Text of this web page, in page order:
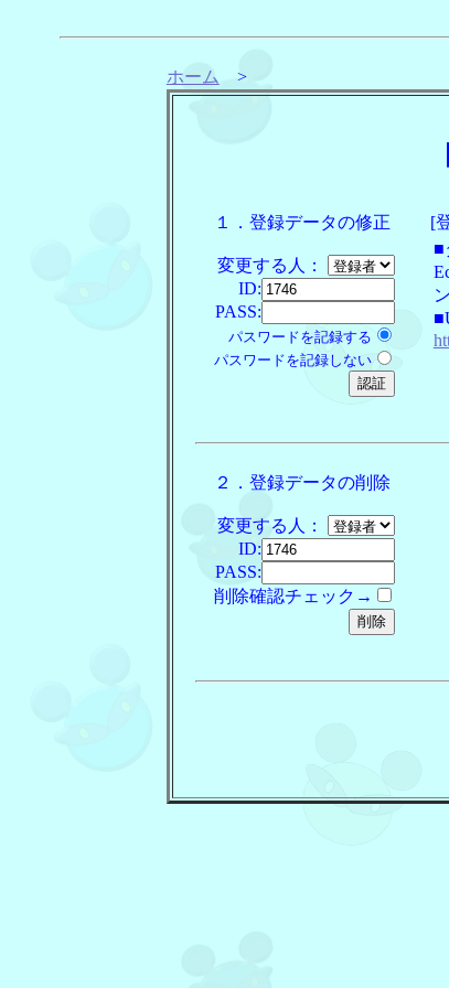
ホーム >
１．登録データの修正
変更する人：
ID:
PASS:
パスワードを記録する
パスワードを記録しない
[
■
２．登録データの削除
変更する人：
ID:
PASS:
削除確認チェック→